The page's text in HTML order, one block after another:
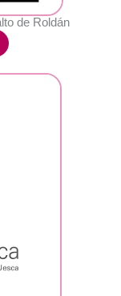
de Roldán